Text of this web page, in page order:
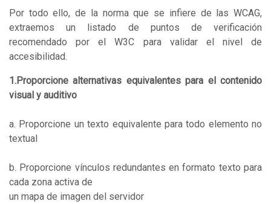
Por todo ello, de la norma que se infiere de las WCAG,
extraemos un listado de puntos de verificación
recomendado por el W3C para validar el nivel de
accesibilidad.
1.Proporcione alternativas equivalentes para el contenido
visual y auditivo
a. Proporcione un texto equivalente para todo elemento no
textual
b. Proporcione vínculos redundantes en formato texto para
cada zona activa de
un mapa de imagen del servidor